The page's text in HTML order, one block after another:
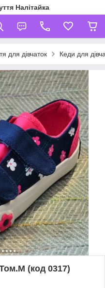
Налітайка
для дівчаток Кеди для
(код 0317)